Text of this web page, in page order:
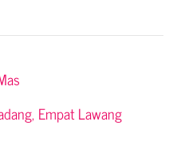
Empat Lawang